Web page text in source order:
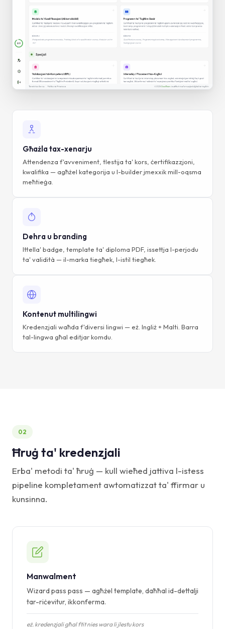
Għażla tax-xenarju
Attendenza f'avveniment, tlestija ta' kors, ċertifikazzjoni,
kwalifika — agħżel kategorija u l-builder jmexxik mill-oqsma
meħtieġa.
Dehra u branding
Ittella' badge, template ta' diploma PDF, issettja l-perjodu
ta' validità — il-marka tiegħek, l-istil tiegħek.
Kontenut multilingwi
Kredenzjali waħda f'diversi lingwi — eż. Ingliż + Malti. Barra
tal-lingwa għal editjar komdu.
02
Ħruġ ta' kredenzjali
Erba' metodi ta' ħruġ — kull wieħed jattiva l-istess
pipeline kompletament awtomatizzat ta' ffirmar u
kunsinna.
Manwalment
Wizard pass pass — agħżel template, daħħal id-dettalji
tar-riċevitur, ikkonferma.
eż. kredenzjali għal ftit nies wara li jlestu kors